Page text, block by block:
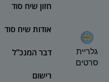
גלריית
סרטים
חזון שיח סוד
אודות שיח סוד
דבר המנכ”ל
רישום